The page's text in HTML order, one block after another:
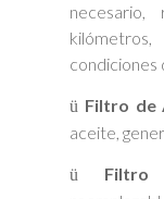
condiciones
ü Filtro de
aceite,
ü Filtro